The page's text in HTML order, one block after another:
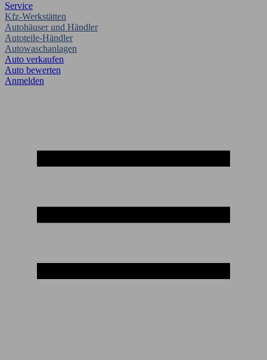
Service
Kfz-Werkstätten
Autohäuser und Händler
Autoteile-Händler
Autowaschanlagen
Auto verkaufen
Auto bewerten
Anmelden